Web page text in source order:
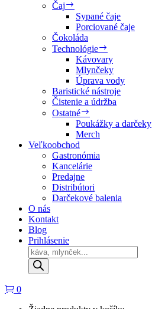
Čaj
Sypané čaje
Porciované čaje
Čokoláda
Technológie
Kávovary
Mlynčeky
Úprava vody
Baristické nástroje
Čistenie a údržba
Ostatné
Poukážky a darčeky
Merch
Veľkoobchod
Gastronómia
Kancelárie
Predajne
Distribútori
Darčekové balenia
O nás
Kontakt
Blog
Prihlásenie
Products
search
0